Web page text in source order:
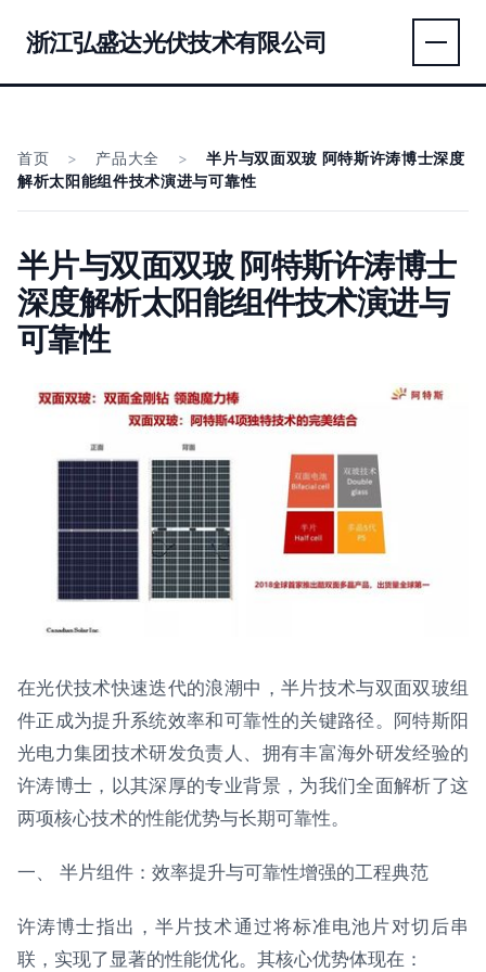
浙江弘盛达光伏技术有限公司
首页 > 产品大全 >
半片与双面双玻 阿特斯许涛博士深度
解析太阳能组件技术演进与可靠性
半片与双面双玻 阿特斯许涛博士
深度解析太阳能组件技术演进与
可靠性
在光伏技术快速迭代的浪潮中，半片技术与双面双玻组
件正成为提升系统效率和可靠性的关键路径。阿特斯阳
光电力集团技术研发负责人、拥有丰富海外研发经验的
许涛博士，以其深厚的专业背景，为我们全面解析了这
两项核心技术的性能优势与长期可靠性。
一、 半片组件：效率提升与可靠性增强的工程典范
许涛博士指出，半片技术通过将标准电池片对切后串
联，实现了显著的性能优化。其核心优势体现在：